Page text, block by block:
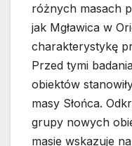
różnych masach
jak Mgławica w
charakterystykę
Przed tymi
obiektów
masy Słońca.
grupy nowych
masie wskazuje